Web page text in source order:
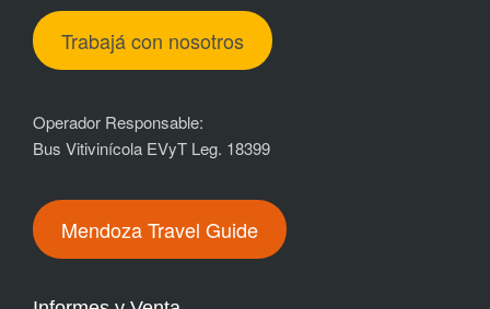
Trabajá con nosotros
Operador Responsable:
Bus Vitivinícola EVyT Leg. 18399
Mendoza Travel Guide